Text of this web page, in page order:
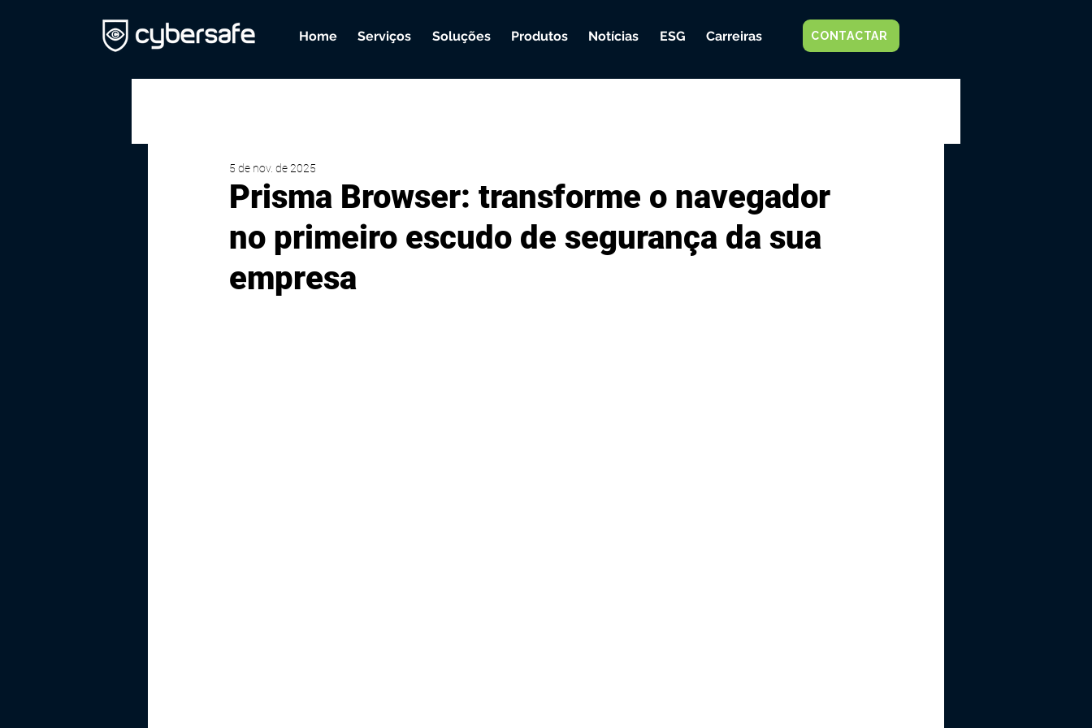
Home Serviços Soluções Produtos Notícias ESG Carreiras CONTACTAR
Prisma Browser: transforme o navegador
no primeiro escudo de segurança da sua
empresa
5 de nov. de 2025